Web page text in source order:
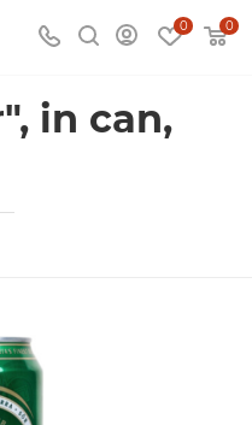
0 0
in can,